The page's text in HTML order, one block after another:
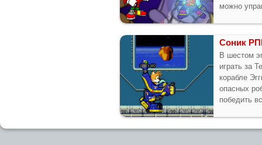
можно
Соник
В шестом
играть за
корабле
опасных
победить